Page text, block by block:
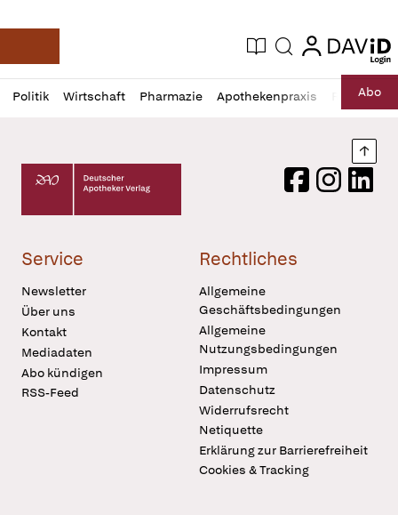
Deutsche Apotheker Zeitung
Aktuelle Ausgabe
Suche login
login
Politik Wirtschaft Pharmazie Apothekenpraxis RechtAbo
Profil
öffnen
Daz
Pur
Deutscher Apotheker Verlag Logo
FacebookInstagram
Service
Newsletter
Über uns
Kontakt
Mediadaten
Abo kündigen
RSS-Feed
Rechtliches
Allgemeine
Geschäftsbedingungen
Allgemeine
Nutzungsbedingungen
Impressum
Datenschutz
Widerrufsrecht
Netiquette
Erklärung zur Barrierefreiheit
Cookies & Tracking